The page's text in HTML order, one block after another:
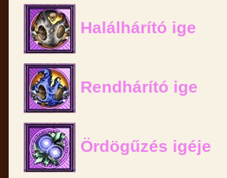
Halálhárító ige
Rendhárító ige
Ördögűzés igéje